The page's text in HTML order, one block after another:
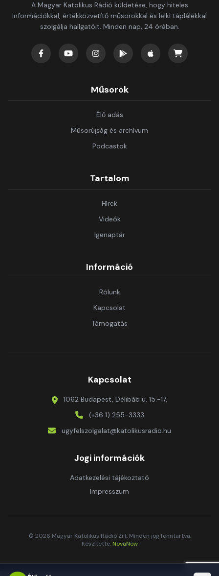
A Magyar Katolikus Rádió küldetése, hogy hiteles
információkkal, értékközvetítő műsorokkal és lelki táplálékkal
szolgálja hallgatóit. Minden nap, 24 órában.
Műsorok
Élő adás
Műsorújság és archívum
Podcastok
Tartalom
Hírek
Videók
Igenaptár
Információ
Rólunk
Kapcsolat
Támogatás
Kapcsolat
1062 Budapest, Délibáb u. 15.-17.
(+36 1) 255-3333
ugyfelszolgalat@katolikusradio.hu
Jogi információk
Adatkezelési tájékoztató
Impresszum
© 2026 Magyar Katolikus Rádió Zrt. Minden jog fenntartva.
Készítette: NovaNow